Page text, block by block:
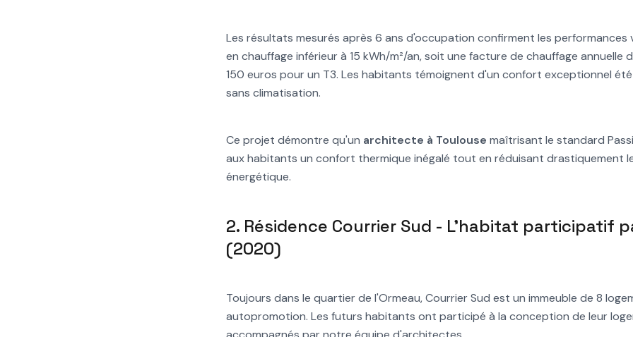
Les résultats mesurés après 6 ans d'occupation confirment les performances
en chauffage inférieur à 15 kWh/m²/an, soit une facture de chauffage annuelle
150 euros pour un T3. Les habitants témoignent d'un confort exceptionnel
sans climatisation.
Ce projet démontre qu'un architecte à Toulouse maîtrisant le standard
aux habitants un confort thermique inégalé tout en réduisant drastiquement
énergétique.
2. Résidence Courrier Sud - L'habitat participatif
(2020)
Toujours dans le quartier de l'Ormeau, Courrier Sud est un immeuble de 8
autopromotion. Les futurs habitants ont participé à la conception de leur